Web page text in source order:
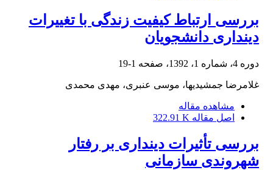
بررسی ارتباط کیفیت زندگی با تغییرات
دینداری دانشجویان
دوره 4، شماره 1، 1392، صفحه 1-19
غلامرضا جمشیدیها، موسی عنبری، مهدی محمدی
مشاهده مقاله
اصل مقاله 322.91 K
بررسی تأثیرات دینداری بر رفتار
شهروندی سازمانی